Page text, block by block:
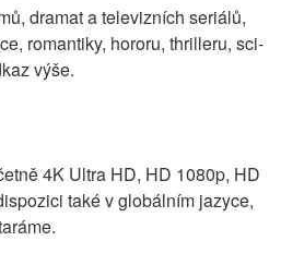
dramat a televizních seriálů,
romantiky, hororu, thrilleru, sci-
výše.
4K Ultra HD, HD 1080p, HD
také v globálním jazyce,